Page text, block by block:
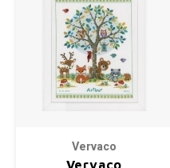
Vervaco
Vervaco